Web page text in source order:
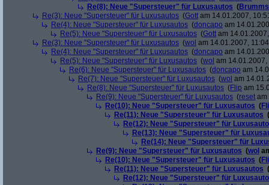
Re(8): Neue "Supersteuer" für Luxusautos (
Re(3): Neue "Supersteuer" für Luxusautos (Gott am 14.01.2007,
Re(4): Neue "Supersteuer" für Luxusautos (doncapo am
Re(5): Neue "Supersteuer" für Luxusautos (Gott am
Re(3): Neue "Supersteuer" für Luxusautos (wol am 14.01.2007,
Re(4): Neue "Supersteuer" für Luxusautos (doncapo am
Re(5): Neue "Supersteuer" für Luxusautos (wol am 14.01.2007,
Re(6): Neue "Supersteuer" für Luxusautos (doncapo am
Re(7): Neue "Supersteuer" für Luxusautos (wol am
Re(8): Neue "Supersteuer" für Luxusautos (Flip am
Re(9): Neue "Supersteuer" für Luxusautos (reset am
Re(10): Neue "Supersteuer" für Luxusautos (
Re(11): Neue "Supersteuer" für Luxusautos (
Re(12): Neue "Supersteuer" für
Re(13): Neue "Supersteuer" für
Re(14): Neue "Supersteuer" für
Re(9): Neue "Supersteuer" für Luxusautos (wol
Re(10): Neue "Supersteuer" für Luxusautos (
Re(11): Neue "Supersteuer" für Luxusautos (
Re(12): Neue "Supersteuer" für